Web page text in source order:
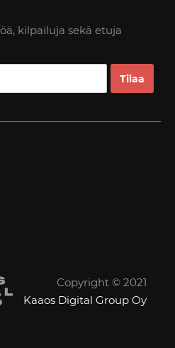
kilpailuja sekä etuja
Copyright © 2021
Kaaos Digital Group Oy